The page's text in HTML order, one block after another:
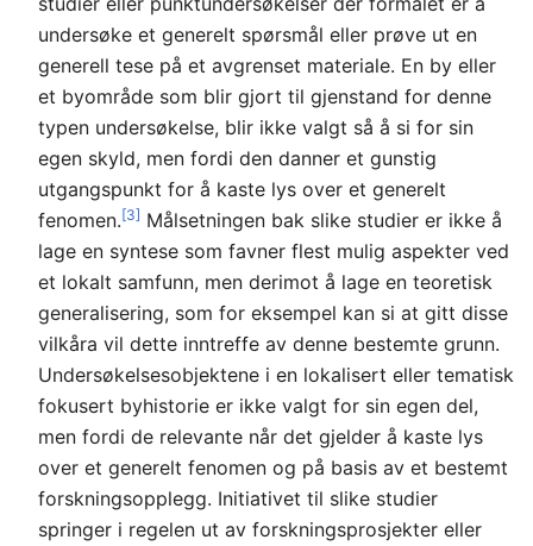
undersøke et generelt spørsmål eller prøve ut en
generell tese på et avgrenset materiale. En by eller
et byområde som blir gjort til gjenstand for denne
typen undersøkelse, blir ikke valgt så å si for sin
egen skyld, men fordi den danner et gunstig
utgangspunkt for å kaste lys over et generelt
fenomen.[3] Målsetningen bak slike studier er ikke å
lage en syntese som favner flest mulig aspekter ved
et lokalt samfunn, men derimot å lage en teoretisk
generalisering, som for eksempel kan si at gitt disse
vilkåra vil dette inntreffe av denne bestemte grunn.
Undersøkelsesobjektene i en lokalisert eller tematisk
fokusert byhistorie er ikke valgt for sin egen del,
men fordi de relevante når det gjelder å kaste lys
over et generelt fenomen og på basis av et bestemt
forskningsopplegg. Initiativet til slike studier
springer i regelen ut av forskningsprosjekter eller